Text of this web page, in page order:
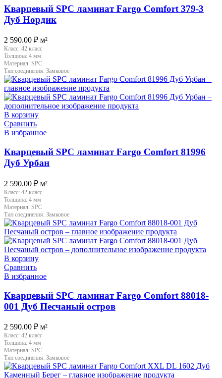
Кварцевый SPC ламинат Fargo Comfort 379-3
Дуб Нордик
2 590.00 ₽ м²
Класс: 42 класс
Толщина: 4 мм
Материал: SPC
Тип соединения: Замковое
В корзину
Сравнить
В избранное
Кварцевый SPC ламинат Fargo Comfort 81996
Дуб Урбан
2 590.00 ₽ м²
Класс: 42 класс
Толщина: 4 мм
Материал: SPC
Тип соединения: Замковое
В корзину
Сравнить
В избранное
Кварцевый SPC ламинат Fargo Comfort 88018-
001 Дуб Песчаный остров
2 590.00 ₽ м²
Класс: 42 класс
Толщина: 4 мм
Материал: SPC
Тип соединения: Замковое